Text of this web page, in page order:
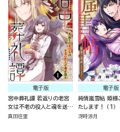
電子版
宮中葬礼譚 若返りの老宮
女は不老の役人と魂を送る
（分冊版）
真田往里
電子版
純情嵐雪帖 姫様
たします！ （1）
冴時涼月